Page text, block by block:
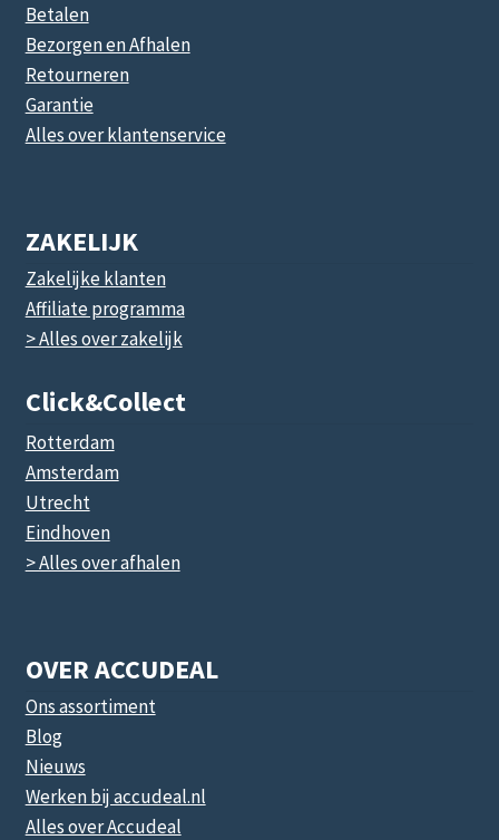
Betalen
Bezorgen en Afhalen
Retourneren
Garantie
Alles over klantenservice
ZAKELIJK
Zakelijke klanten
Affiliate programma
> Alles over zakelijk
Click&collect
Rotterdam
Amsterdam
Utrecht
Eindhoven
> Alles over afhalen
OVER ACCUDEAL
Ons assortiment
Blog
Nieuws
Werken bij accudeal.nl
Alles over Accudeal